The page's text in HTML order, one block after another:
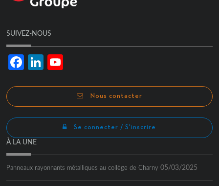
SUIVEZ-NOUS
FacebookLinkedIn
Nous contacter
Se connecter / S'inscrire
À LA UNE
Panneaux rayonnants métalliques au collège de Charny 05/03/2025